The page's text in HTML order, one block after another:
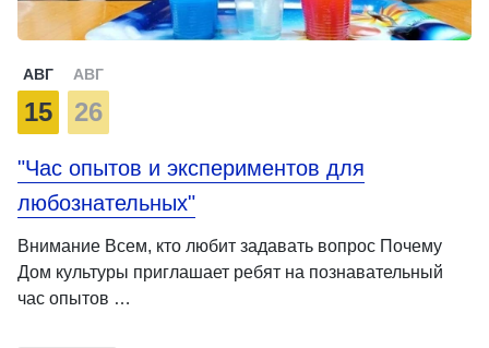
АВГ
15
АВГ
26
"Час опытов и экспериментов для
любознательных"
Внимание Всем, кто любит задавать вопрос Почему
Дом культуры приглашает ребят на познавательный
час опытов …